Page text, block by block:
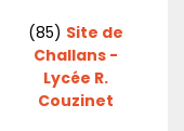
(85) Site de
Challans -
Lycée R.
Couzinet